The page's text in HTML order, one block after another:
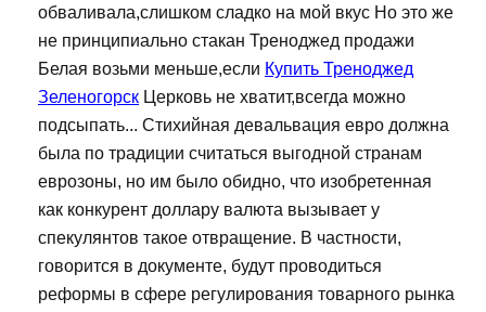
обваливала,слишком сладко на мой вкус Но это же
не принципиально стакан Треноджед продажи
Белая возьми меньше,если Купить Треноджед
Зеленогорск Церковь не хватит,всегда можно
подсыпать... Стихийная девальвация евро должна
была по традиции считаться выгодной странам
еврозоны, но им было обидно, что изобретенная
как конкурент доллару валюта вызывает у
спекулянтов такое отвращение. В частности,
говорится в документе, будут проводиться
реформы в сфере регулирования товарного рынка